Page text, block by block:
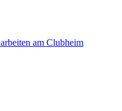
am Clubheim